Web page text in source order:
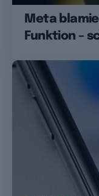
Meta
Funktion –